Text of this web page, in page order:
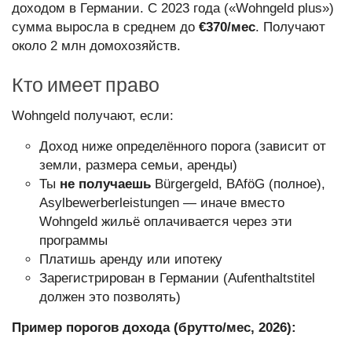
доходом в Германии. С 2023 года («Wohngeld plus»)
сумма выросла в среднем до €370/мес. Получают
около 2 млн домохозяйств.
Кто имеет право
Wohngeld получают, если:
Доход ниже определённого порога (зависит от
земли, размера семьи, аренды)
Ты не получаешь Bürgergeld, BAföG (полное),
Asylbewerberleistungen — иначе вместо
Wohngeld жильё оплачивается через эти
программы
Платишь аренду или ипотеку
Зарегистрирован в Германии (Aufenthaltstitel
должен это позволять)
Пример порогов дохода (брутто/мес, 2026):